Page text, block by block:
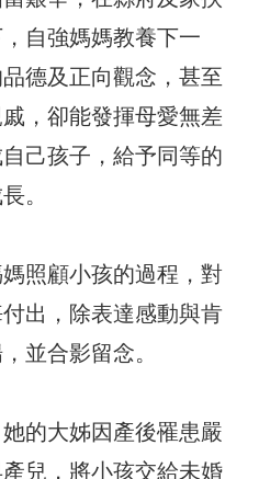
自強媽媽教養下一
德及正向觀念，甚至
，卻能發揮母愛無差
己孩子，給予同等的
。
照顧小孩的過程，對
出，除表達感動與肯
並合影留念。
的大姊因產後罹患嚴
兒，將小孩交給未婚